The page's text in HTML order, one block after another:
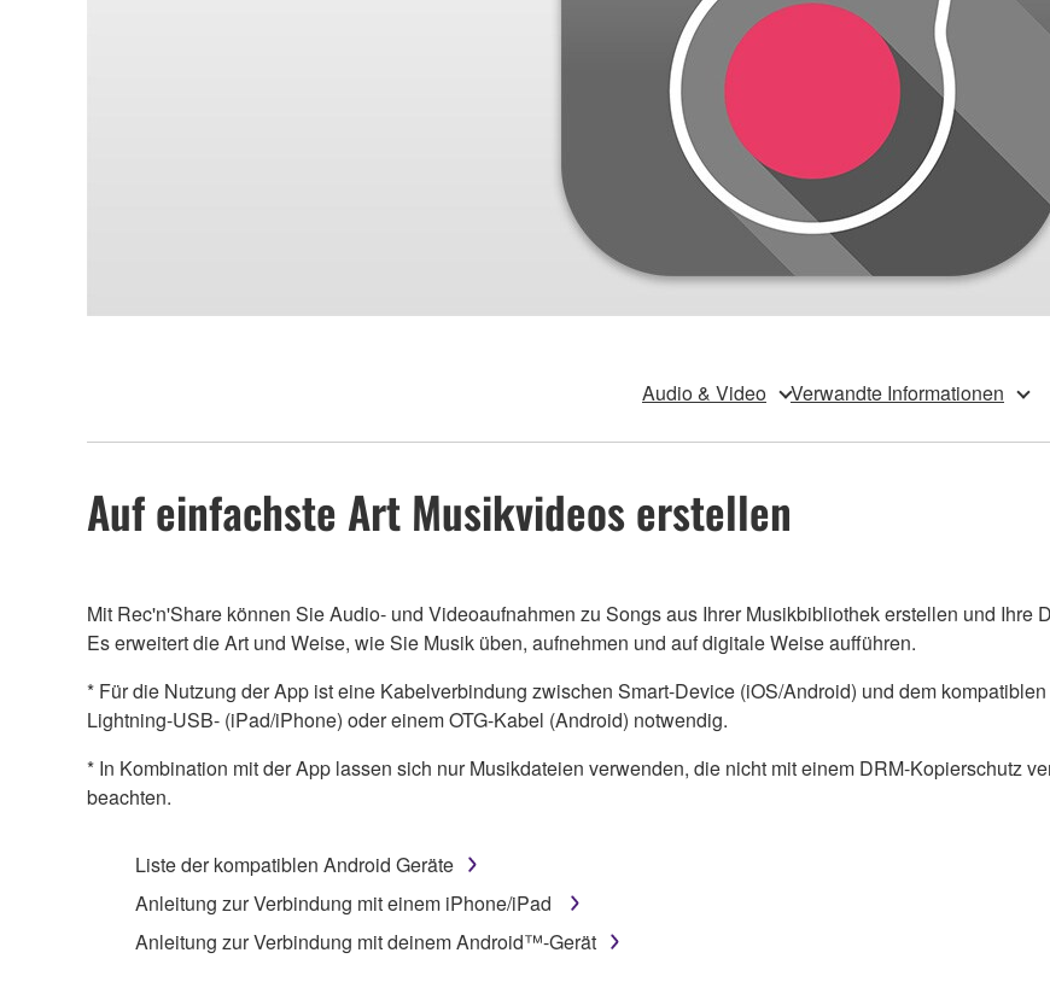
Audio & Video Verwandte Informationen
Auf einfachste Art Musikvideos erstellen
Mit Rec'n'Share können Sie Audio- und Videoaufnahmen zu Songs aus Ihrer Musikbibliothek erstellen und Ihre
Es erweitert die Art und Weise, wie Sie Musik üben, aufnehmen und auf digitale Weise aufführen.
* Für die Nutzung der App ist eine Kabelverbindung zwischen Smart-Device (iOS/Android) und dem
Lightning-USB- (iPad/iPhone) oder einem OTG-Kabel (Android) notwendig.
* In Kombination mit der App lassen sich nur Musikdateien verwenden, die nicht mit einem DRM-Kopierschutz
beachten.
Liste der kompatiblen Android Geräte
Anleitung zur Verbindung mit einem iPhone/iPad
Anleitung zur Verbindung mit deinem Android™-Gerät